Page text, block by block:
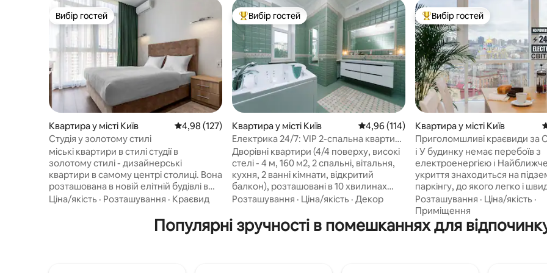
Вибір гостей
Вибір гостей
Квартира у місті Київ Середня оцінка: 4,98 з 5, відгуки: 127
4,98 (127)
Студія у золотому стилі
міські квартири в стилі студії в
золотому стилі - дизайнерські
квартири в самому центрі столиці. Вона
розташована в новій елітній будівлі в
Печерську, в 5 хвилинах ходьби від
залізничного вокзалу. Головні ділові та
туристичні місця міста, розташовані
Ціна/якість · Розташування · Краєвид
Топ вибір гостей
Вибір гостей
Квартира у місті Київ Середня оцінка: 4,96 з 5, відгуки: 114
4,96 (114)
Електрика 24/7: VIP 2-спальна квартира
з джакузі
Дворівні квартири (4/4 поверху, високі
стелі - 4 м, 160 м2, 2 спальні, вітальня,
кухня, 2 ванні кімнати, відкритий
балкон), розташовані в 10 хвилинах
ходьби від міста Арена,
вулиці Крещатик. Оснащена
вбудованими меблями та побутовою
Розташування · Ціна/якість · Декор
Топ вибір гостей
Вибір гостей
Квартира у місті Київ
Приголомшливі краєвиди за
Kyiv
ℹ️ У будинку немає перебоїв з
електроенергією ℹ️ Найближче офіційне
укриття знаходиться на
паркінгу, до якого легко і
дістатися на ліфті. Квартира (90 кв. м)
вміщує до 4 мандрівників і має
спальні (1 ліжко queen-size🛏️/
ліжко🛋️), 2 повні головні
Розташування · Ціна/якість ·
Приміщення
Популярні зручності в помешканнях для